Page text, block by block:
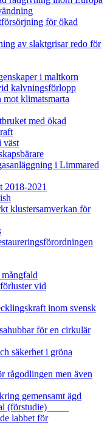
för ökad
av slaktgrisar redo för
i maltkorn
kalvningsförlopp
mot klimatsmarta
med ökad
väst
i Limmared
2018-2021
klustersamverkan för
vid
inom svensk
för en cirkulär
säkerhet i gröna
rågodlingen men även
gemensamt ägd
(förstudie)
labbet för